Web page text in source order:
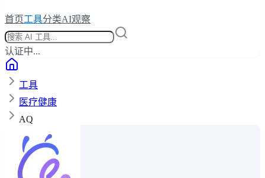
首页工具分类AI观察
认证中...
工具
医疗健康
AQ